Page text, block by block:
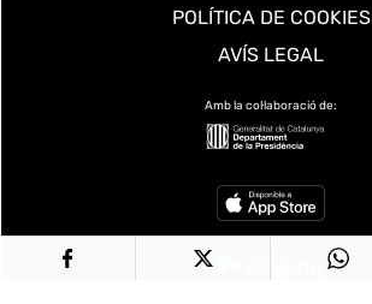
POLÍTICA DE COOKIES
AVÍS LEGAL
Amb la col·laboració de: